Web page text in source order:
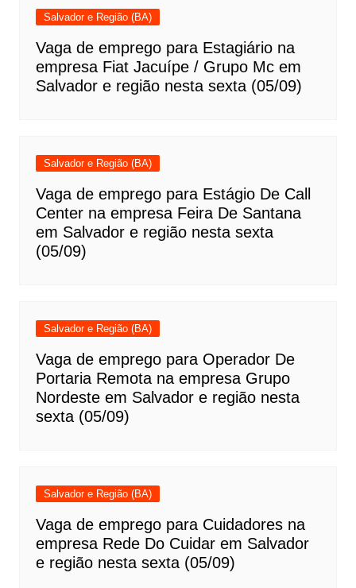
Salvador e Região (BA)
Vaga de emprego para Estagiário na
empresa Fiat Jacuípe / Grupo Mc em
Salvador e região nesta sexta (05/09)
Salvador e Região (BA)
Vaga de emprego para Estágio De Call
Center na empresa Feira De Santana
em Salvador e região nesta sexta
(05/09)
Salvador e Região (BA)
Vaga de emprego para Operador De
Portaria Remota na empresa Grupo
Nordeste em Salvador e região nesta
sexta (05/09)
Salvador e Região (BA)
Vaga de emprego para Cuidadores na
empresa Rede Do Cuidar em Salvador
e região nesta sexta (05/09)